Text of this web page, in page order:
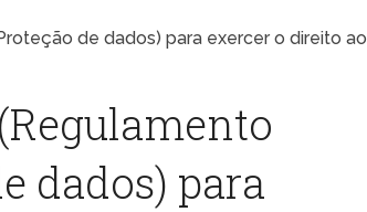
de dados) para exercer o direito ao
dados) para